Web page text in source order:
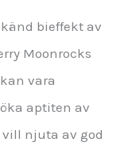
bieffekt av
Moonrocks
vara
aptiten av
njuta av god